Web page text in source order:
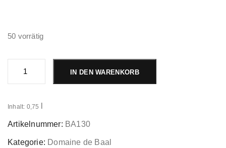
50 vorrätig
IN DEN WARENKORB
Inhalt: 0,75
Artikelnummer: BA130
Kategorie: Domaine de Baal